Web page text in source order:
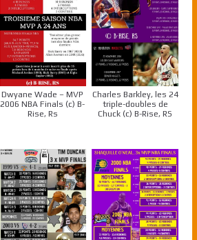
Dwyane Wade – MVP
2006 NBA Finals (c) B-
Rise, Rs
Charles Barkley, les 24
triple-doubles de
Chuck (c) B-Rise, RS